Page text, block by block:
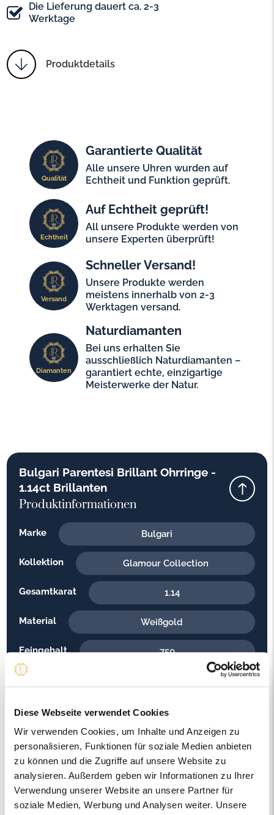
Diese Webseite verwendet Cookies
Wir verwenden Cookies, um Inhalte und Anzeigen zu
personalisieren, Funktionen für soziale Medien anbieten
zu können und die Zugriffe auf unsere Website zu
analysieren. Außerdem geben wir Informationen zu Ihrer
Verwendung unserer Website an unsere Partner für
soziale Medien, Werbung und Analysen weiter. Unsere
Die Lieferung dauert ca. 2-3
Werktage
Produktdetails
Qualität
Garantierte Qualität
Alle unsere Uhren wurden auf
Echtheit und Funktion geprüft.
Echtheit
Auf Echtheit geprüft!
All unsere Produkte werden von
unsere Experten überprüft!
Versand
Schneller Versand!
Unsere Produkte werden
meistens innerhalb von 2-3
Werktagen versand.
Diamanten
Naturdiamanten
Bei uns erhalten Sie
ausschließlich Naturdiamanten –
garantiert echte, einzigartige
Meisterwerke der Natur.
Bulgari Parentesi Brillant Ohrringe -
1.14ct Brillanten
Produktinformationen
Marke Bulgari
Kollektion Glamour Collection
Gesamtkarat 1.14
Material Weißgold
Feingehalt 750
Gewicht
Steinfarbe G - Feines Weiss
Steinqualität
Edelsteinfarbe
Artikelnummer